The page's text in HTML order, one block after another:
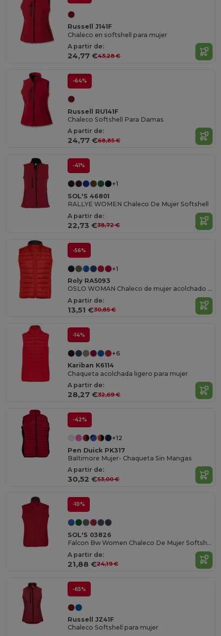
Russell J141F
Chaleco en softshell para mujer
A partir de:
24,77 €43,28 €
-64%
Russell RU141F
Chaleco Softshell Para Damas
A partir de:
24,77 €68,85 €
-41%
+1
SOL'S 46801
RALLYE WOMEN Chaleco De Mujer Softshell
A partir de:
22,73 €38,72 €
-56%
+1
Roly RA5093
OSLO WOMAN Chaleco de mujer acolchado tacto pluma
A partir de:
13,51 €30,85 €
-14%
+6
Kariban K6114
Chaqueta acolchada ligero para mujer
A partir de:
28,27 €32,69 €
-42%
+12
Pen Duick PK317
Baltimore Mujer- Chaqueta Sin Mangas
A partir de:
30,52 €53,00 €
-10%
SOL'S 03826
Falcon Bw Women Chaleco De Mujer Softshell
A partir de:
21,88 €24,19 €
-65%
Russell JZ41F
Chaleco Softshell para mujer